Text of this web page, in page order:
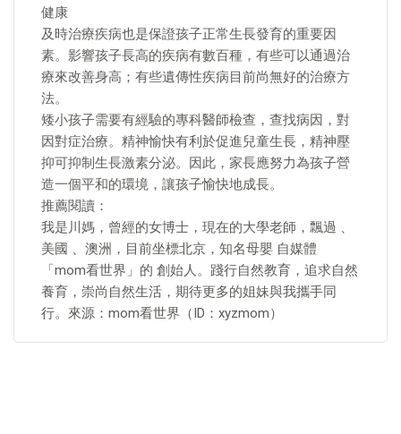
健康
及時治療疾病也是保證孩子正常生長發育的重要因
素。影響孩子長高的疾病有數百種，有些可以通過治
療來改善身高；有些遺傳性疾病目前尚無好的治療方
法。
矮小孩子需要有經驗的專科醫師檢查，查找病因，對
因對症治療。精神愉快有利於促進兒童生長，精神壓
抑可抑制生長激素分泌。因此，家長應努力為孩子營
造一個平和的環境，讓孩子愉快地成長。
推薦閱讀：
我是川媽，曾經的女博士，現在的大學老師，飄過 、
美國 、澳洲，目前坐標北京，知名母嬰 自媒體
「mom看世界」的 創始人。踐行自然教育，追求自然
養育，崇尚自然生活，期待更多的姐妹與我攜手同
行。來源：mom看世界（ID：xyzmom）